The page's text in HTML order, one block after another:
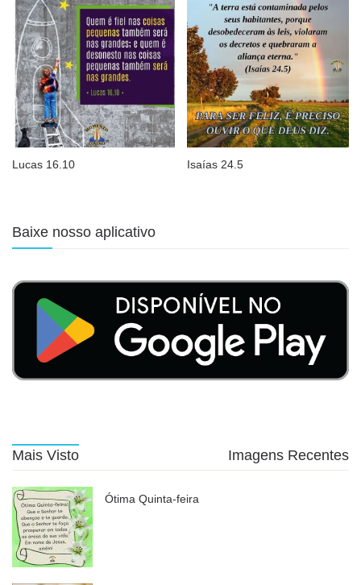
Lucas 16.10 Isaías 24.5
Baixe nosso aplicativo
Mais Visto Imagens Recentes
Ótima Quinta-feira